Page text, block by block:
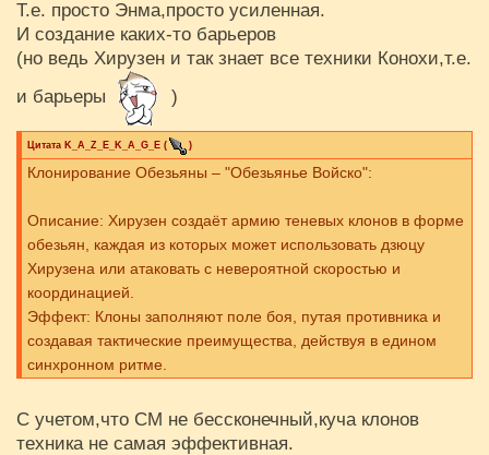
Т.е. просто Энма,просто усиленная.
И создание каких-то барьеров
(но ведь Хирузен и так знает все техники Конохи,т.е.
и барьеры
)
Цитата K_A_Z_E_K_A_G_E ( )
Клонирование Обезьяны – "Обезьянье Войско":
Описание: Хирузен создаёт армию теневых клонов в форме
обезьян, каждая из которых может использовать дзюцу
Хирузена или атаковать с невероятной скоростью и
координацией.
Эффект: Клоны заполняют поле боя, путая противника и
создавая тактические преимущества, действуя в едином
синхронном ритме.
С учетом,что СМ не бессконечный,куча клонов
техника не самая эффективная.